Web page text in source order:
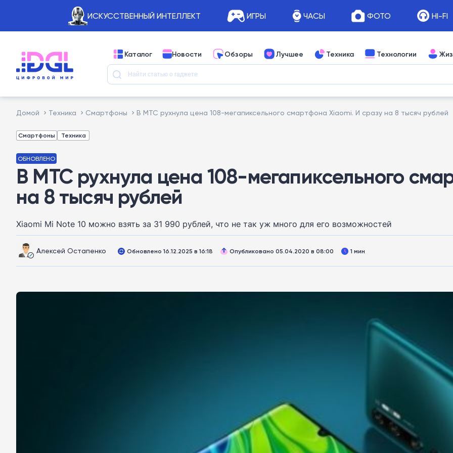
ИСКУССТВЕННЫЙ ИНТЕЛЛЕКТ ИГРЫ ЧАСЫ ФОТО HI-FI
Каталог Новости Обзоры Лучшее Техника Технологии
Домой Техника Смартфоны В МТС рухнула цена 108-мегапиксельного смартфона Xiaomi. И сразу на 8 тысяч рублей
Смартфоны Техника
ОБНОВЛЕНО
В МТС рухнула цена 108-мегапиксельного
на 8 тысяч рублей
Xiaomi Mi Note 10 можно взять за 31 990 рублей, что не так уж много для его возможностей
Алексей Остапенко Обновлено 16.12.2025 в 16:18 Опубликовано 05.04.2020 в 08:00 1 мин